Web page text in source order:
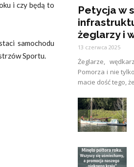
i czy będą to
samochodu
Sportu.
Petycja w
żeglarzy i
13 czerwca 2025
Żeglarze,
Pomorza i nie
macie dość tego,